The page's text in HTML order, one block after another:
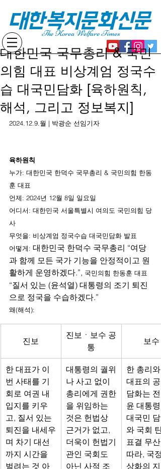
대한복지문화신문
The Korea Welfare Times
대한민국 국무총리 & 국민
의힘 대표 비상계엄 정국수
습 대국민담화 [육하원칙,
해석, 그리고 정보복지]
2024.12.9.월 | 박광순 선임기자
육하원칙
누가: 대한민국 한덕수 국무총리 & 국민의힘 한동
훈 대표
언제: 2024년 12월 8일 일요일
어디서: 대한민국 서울특별시 여의도 국민의힘 당
사
무엇을: 비상계엄 정국수습 대국민담화 발표
어떻게: 대한민국 한덕수 국무총리 “여당
과 함께 모든 국가 기능을 안정적이고 원
활하게 운영하겠다.”, 국민의힘 한동훈 대표
“질서 있는 (윤석열) 대통령의 조기 퇴진
으로 정국을 수습하겠다.”
왜(해석):
진보
진보ㆍ보수 공
통
보수
한 대표가 이
번 사태를 기
회로 여권 내
입지를 키우
고, 질서 있는
퇴진을 내세우
며 차기 대선
까지 시간을
벌려는 것 아
대통령의 궐위
나 사고 없이
총리에게 권한
을 위임하는
것은 헌법상
근거가 없고,
더욱이 헌법기
관인 국회도
아닌 사적 조
한 총리와
대표의 공
담화는 전
윤 대통령
대국민 담
와 국회
표결 무산
따라, 국정
상화의 지